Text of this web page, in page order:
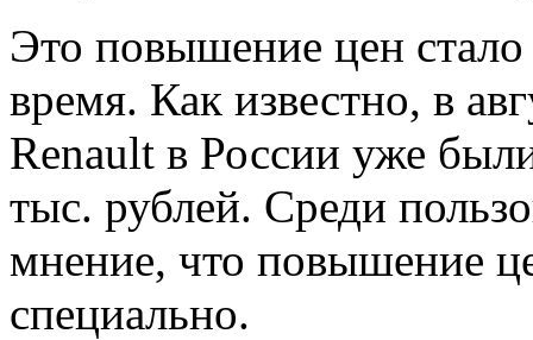
Это повышение цен
время. Как известно, в
Renault в России уже
тыс. рублей. Среди
мнение, что повышение
специально.